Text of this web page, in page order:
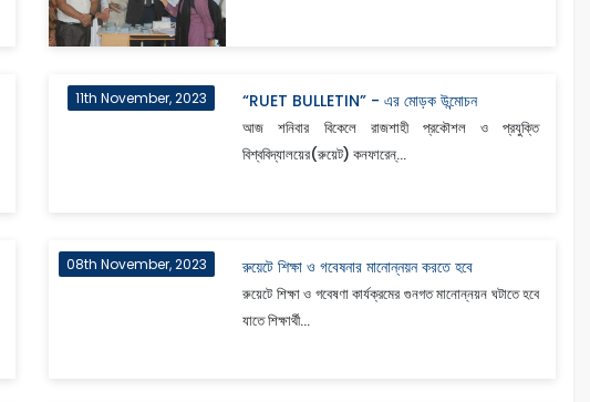
11th November, 2023 “RUET BULLETIN” - এর মোড়ক উন্মোচন
আজ শনিবার বিকেলে রাজশাহী প্রকৌশল ও প্রযুক্তি
বিশ্ববিদ্যালয়ের(রুয়েট) কনফারেন্...
08th November, 2023 রুয়েটে শিক্ষা ও গবেষনার মানোন্নয়ন করতে হবে
রুয়েটে শিক্ষা ও গবেষণা কার্যক্রমের গুনগত মানোন্নয়ন ঘটাতে হবে
যাতে শিক্ষার্থী...